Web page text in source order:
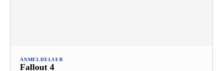
ANMELDELSER
Fallout 4